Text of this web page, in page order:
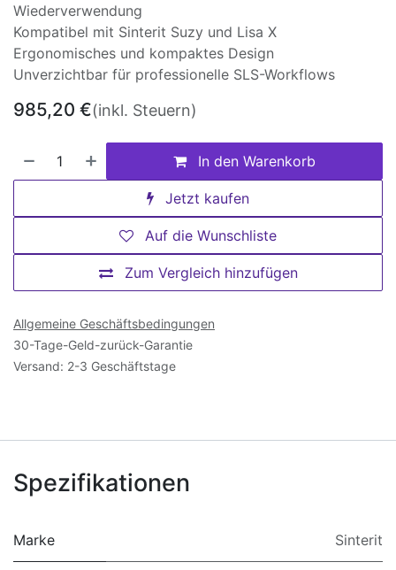
Wiederverwendung
Kompatibel mit Sinterit Suzy und Lisa X
Ergonomisches und kompaktes Design
Unverzichtbar für professionelle SLS-Workflows
985,20 €(inkl. Steuern)
In den Warenkorb
Jetzt kaufen
Zum Vergleich hinzufügen
Auf die Wunschliste
Allgemeine Geschäftsbedingungen
30-Tage-Geld-zurück-Garantie
Versand: 2-3 Geschäftstage
Spezifikationen
Marke Sinterit